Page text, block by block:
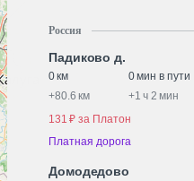
Россия
Падиково д.
0 км
0 мин в пути
+80.6 км +1 ч 2 мин
131 ₽ за Платон
Платная дорога
Домодедово